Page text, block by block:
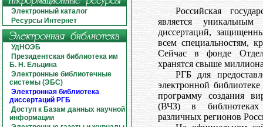
Электронный каталог
Ресурсы Интернет
УдНОЭБ
Президентская библиотека им
Б. Н. Ельцина
Электронные библиотечные
системы (ЭБС)
Электронная библиотека
диссертаций РГБ
Доступ к Базам данных научной
информации
Российская
является
диссертаций,
всем специальностям,
Сейчас в фонде
хранятся свыше
РГБ для
электронной
программу создания
(ВЧЗ) в
различных регионов